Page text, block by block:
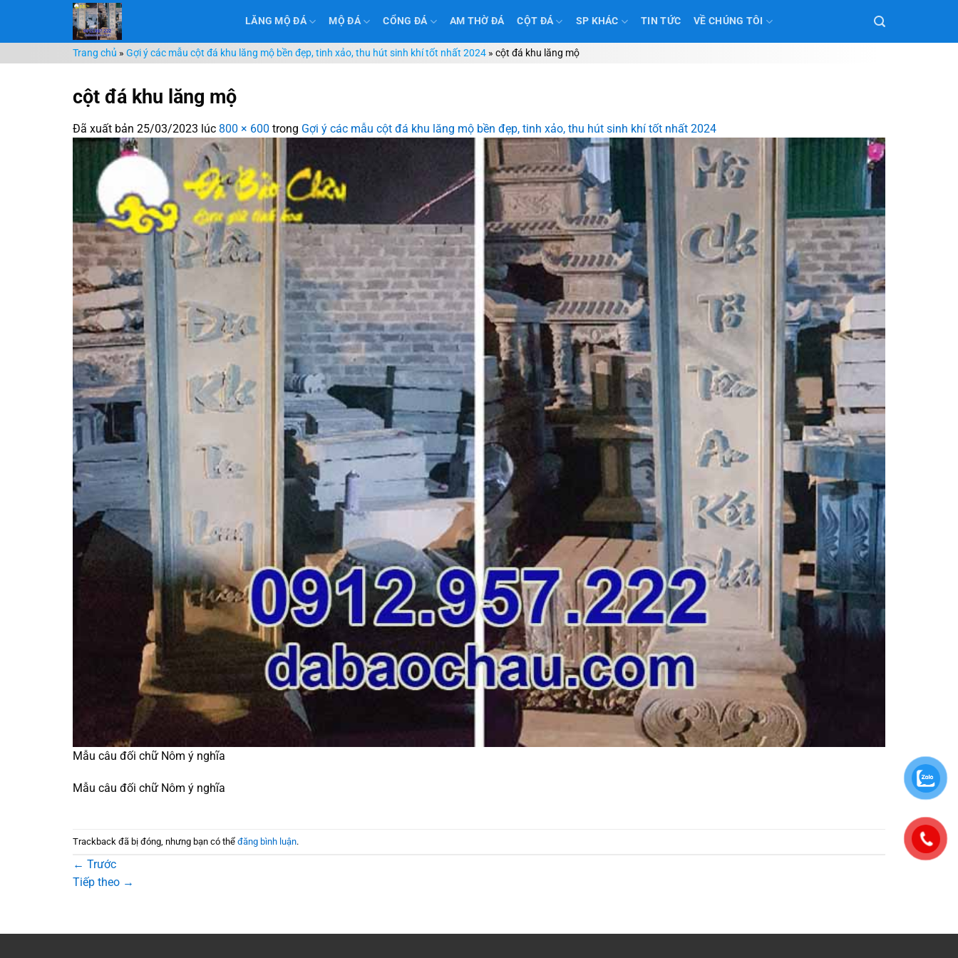
nội
dung
LĂNG MỘ ĐÁ MỘ ĐÁ CỔNG ĐÁ AM THỜ ĐÁ CỘT ĐÁ SP KHÁC TIN TỨC VỀ CHÚNG TÔI
Trang chủ » Gợi ý các mẫu cột đá khu lăng mộ bền đẹp, tinh xảo, thu hút sinh khí tốt nhất 2024 » cột đá khu lăng mộ
cột đá khu lăng mộ
Đã xuất bản 25/03/2023 lúc 800 × 600 trong Gợi ý các mẫu cột đá khu lăng mộ bền đẹp, tinh xảo, thu hút sinh khí tốt nhất 2024
Mẫu câu đối chữ Nôm ý nghĩa
Mẫu câu đối chữ Nôm ý nghĩa
Trackback đã bị đóng, nhưng bạn có thể đăng bình luận.
← Trước
Tiếp theo →